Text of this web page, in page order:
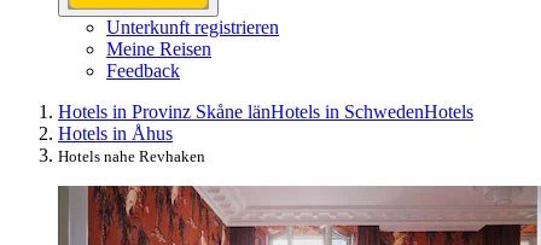
Unterkunft registrieren
Meine Reisen
Feedback
Hotels in Provinz Skåne länHotels in SchwedenHotels
Hotels in Åhus
Hotels nahe Revhaken